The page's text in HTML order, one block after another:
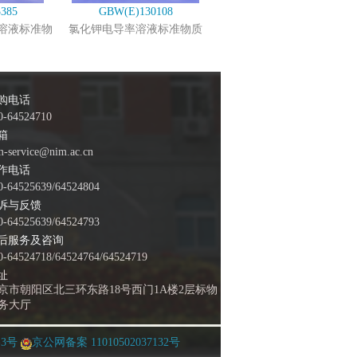
液标准物
GBW(E)130108
氯化钾电导率溶液标准物质
电话
64524710
service@nim.ac.cn
电话
64525639/64524804
与反馈
64525639/64524793
服务及咨询
64524718/64524764/64524719
市朝阳区北三环东路18号西门1A楼2层标物
大厅
号 京公网备案 11010502037132号